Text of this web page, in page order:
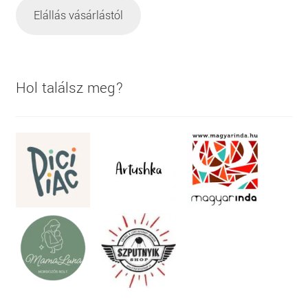
Elállás vásárlástól
Hol találsz meg?